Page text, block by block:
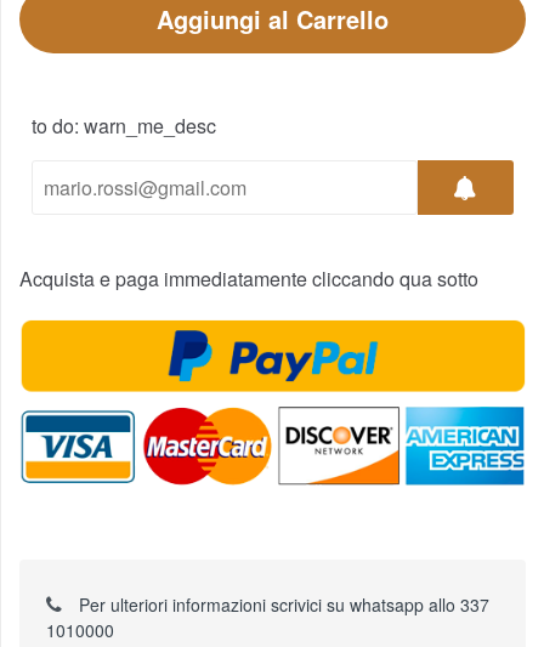
Aggiungi al Carrello
to do: warn_me_desc
Acquista e paga immediatamente cliccando qua sotto
Per ulteriori informazioni scrivici su whatsapp allo 337
1010000